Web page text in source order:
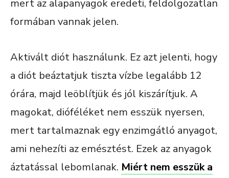
mert az alapanyagok eredeti, feldolgozatlan
formában vannak jelen.
Aktivált diót használunk. Ez azt jelenti, hogy
a diót beáztatjuk tiszta vízbe legalább 12
órára, majd leöblítjük és jól kiszárítjuk. A
magokat, dióféléket nem esszük nyersen,
mert tartalmaznak egy enzimgátló anyagot,
ami nehezíti az emésztést. Ezek az anyagok
áztatással lebomlanak. Miért nem esszük a